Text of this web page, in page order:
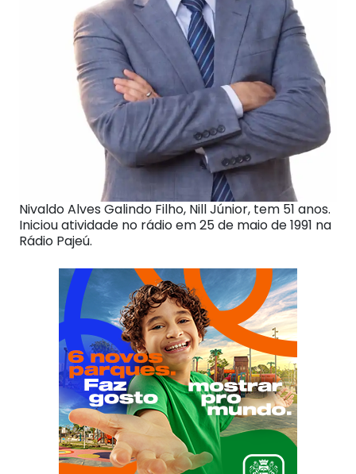
Nivaldo Alves Galindo Filho, Nill Júnior, tem 51 anos.
Iniciou atividade no rádio em 25 de maio de 1991 na
Rádio Pajeú.